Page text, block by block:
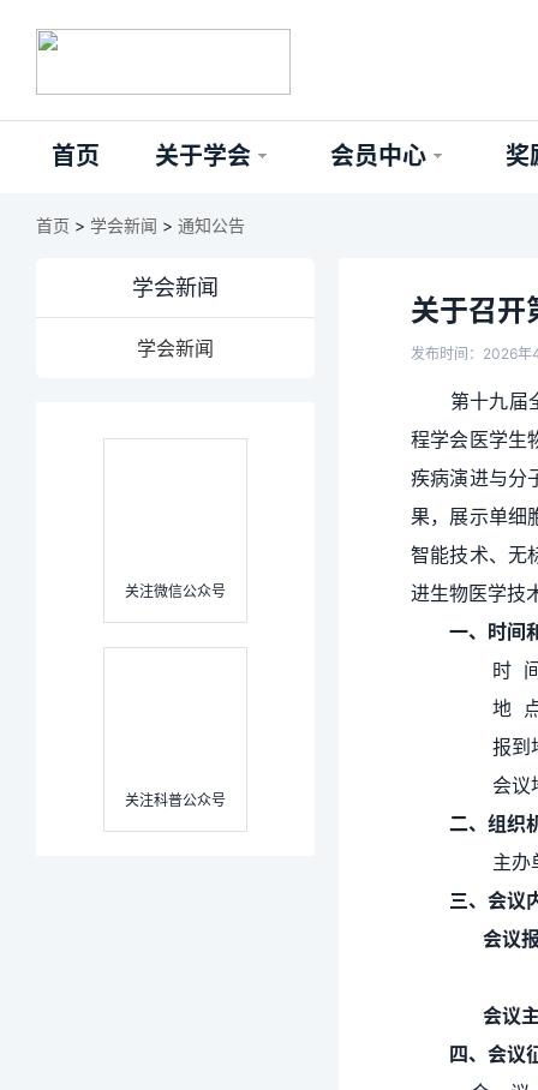
首页 关于学会 会员中心 奖
首页 > 学会新闻 > 通知公告
学会新闻
学会新闻
关注微信公众号
关注科普公众号
关于召开
发布时间：2026年
第十九届
程学会医学生
疾病演进与分
果，展示单细
智能技术、无
进生物医学技
一、 时间
时 间：
地 点：
报到地
会议地
二、组织
主办单
三、会议
会议报
会议
四、会议